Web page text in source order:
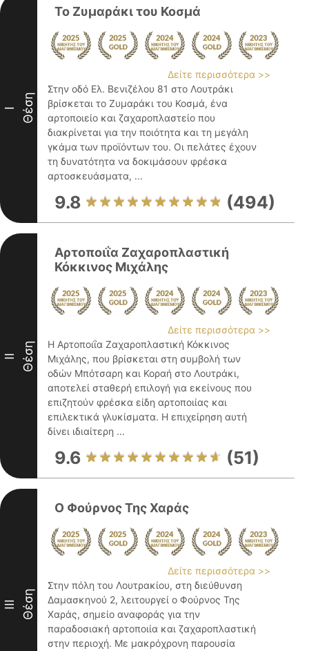
I Θέση
To Zυμαράκι του Κοσμά
Δείτε περισσότερα >>
Στην οδό Ελ. Βενιζέλου 81 στο Λουτράκι
βρίσκεται το Ζυμαράκι του Κοσμά, ένα
αρτοποιείο και ζαχαροπλαστείο που
διακρίνεται για την ποιότητα και τη μεγάλη
γκάμα των προϊόντων του. Οι πελάτες έχουν
τη δυνατότητα να δοκιμάσουν φρέσκα
αρτοσκευάσματα, ...
9.8 (494)
II Θέση
Αρτοποιΐα Ζαχαροπλαστική
Κόκκινος Μιχάλης
Δείτε περισσότερα >>
Η Αρτοποιΐα Ζαχαροπλαστική Κόκκινος
Μιχάλης, που βρίσκεται στη συμβολή των
οδών Μπότσαρη και Κοραή στο Λουτράκι,
αποτελεί σταθερή επιλογή για εκείνους που
επιζητούν φρέσκα είδη αρτοποιίας και
επιλεκτικά γλυκίσματα. Η επιχείρηση αυτή
δίνει ιδιαίτερη ...
9.6 (51)
III Θέση
Ο Φούρνος Της Χαράς
Δείτε περισσότερα >>
Στην πόλη του Λουτρακίου, στη διεύθυνση
Δαμασκηνού 2, λειτουργεί ο Φούρνος Της
Χαράς, σημείο αναφοράς για την
παραδοσιακή αρτοποιία και ζαχαροπλαστική
στην περιοχή. Με μακρόχρονη παρουσία